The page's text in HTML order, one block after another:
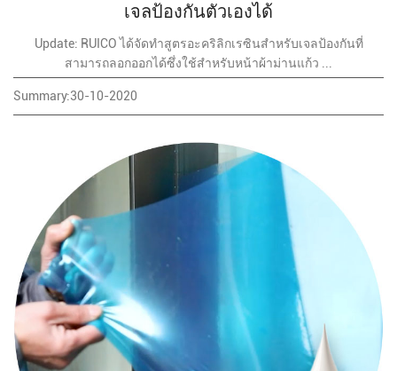
เจลป้องกันตัวเองได้
Update: RUICO ได้จัดทำสูตรอะคริลิกเรซินสำหรับเจลป้องกันที่
สามารถลอกออกได้ซึ่งใช้สำหรับหน้าผ้าม่านแก้ว ...
Summary:30-10-2020